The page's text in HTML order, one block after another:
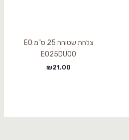
צלחת שטוחה 25 ס"מ EO
EO25DU00
₪21.00